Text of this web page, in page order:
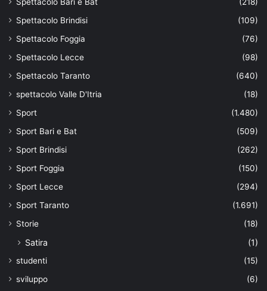
Spettacolo Bari e Bat
(218)
Spettacolo Brindisi
(109)
Spettacolo Foggia
(76)
Spettacolo Lecce
(98)
Spettacolo Taranto
(640)
spettacolo Valle D'Itria
(18)
Sport
(1.480)
Sport Bari e Bat
(509)
Sport Brindisi
(262)
Sport Foggia
(150)
Sport Lecce
(294)
Sport Taranto
(1.691)
Storie
(18)
Satira (1)
studenti
(15)
sviluppo
(6)